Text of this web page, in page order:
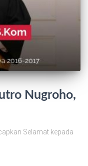
Nugroho,
Selamat kepada